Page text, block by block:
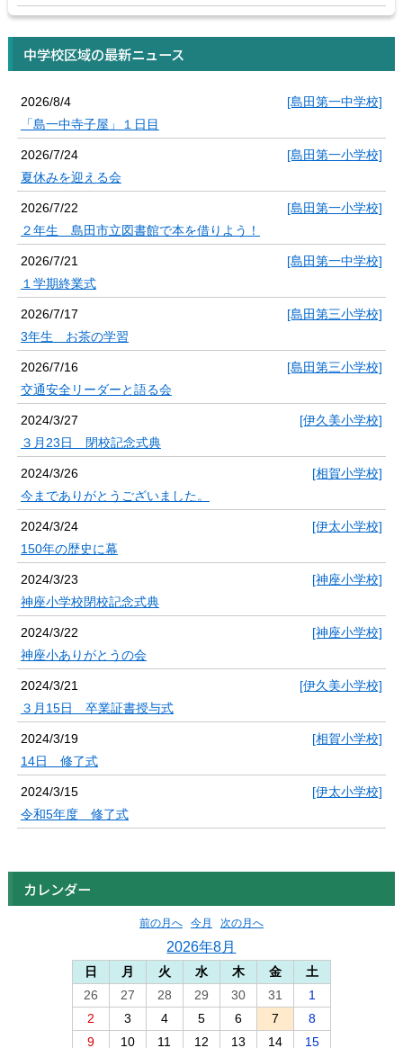
中学校区域の最新ニュース
2026/8/4
[島田第一中学校]
「島一中寺子屋」１日目
2026/7/24
[島田第一小学校]
夏休みを迎える会
2026/7/22
[島田第一小学校]
２年生 島田市立図書館で本を借りよう！
2026/7/21
[島田第一中学校]
１学期終業式
2026/7/17
[島田第三小学校]
3年生 お茶の学習
2026/7/16
[島田第三小学校]
交通安全リーダーと語る会
2024/3/27
[伊久美小学校]
３月23日 閉校記念式典
2024/3/26
[相賀小学校]
今までありがとうございました。
2024/3/24
[伊太小学校]
150年の歴史に幕
2024/3/23
[神座小学校]
神座小学校閉校記念式典
2024/3/22
[神座小学校]
神座小ありがとうの会
2024/3/21
[伊久美小学校]
３月15日 卒業証書授与式
2024/3/19
[相賀小学校]
14日 修了式
2024/3/15
[伊太小学校]
令和5年度 修了式
カレンダー
前の月へ 今月 次の月へ
2026年8月
日 月 火 水 木 金
土
26
27 28 29 30 31
1
2
3 4 5 6 7
8
9
10 11 12 13 14 15